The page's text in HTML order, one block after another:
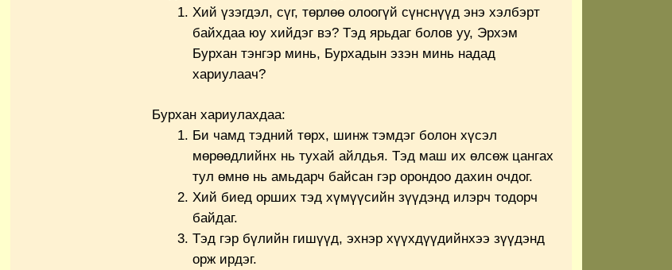
Хий үзэгдэл, сүг, төрлөө олоогүй сүнснүүд энэ хэлбэрт
байхдаа юу хийдэг вэ? Тэд ярьдаг болов уу, Эрхэм
Бурхан тэнгэр минь, Бурхадын эзэн минь надад
хариулаач?
Бурхан хариулахдаа:
Би чамд тэдний төрх, шинж тэмдэг болон хүсэл
мөрөөдлийнх нь тухай айлдья. Тэд маш их өлсөж цангах
тул өмнө нь амьдарч байсан гэр орондоо дахин очдог.
Хий биед орших тэд хүмүүсийн зүүдэнд илэрч тодорч
байдаг.
Тэд гэр бүлийн гишүүд, эхнэр хүүхдүүдийнхээ зүүдэнд
орж ирдэг.